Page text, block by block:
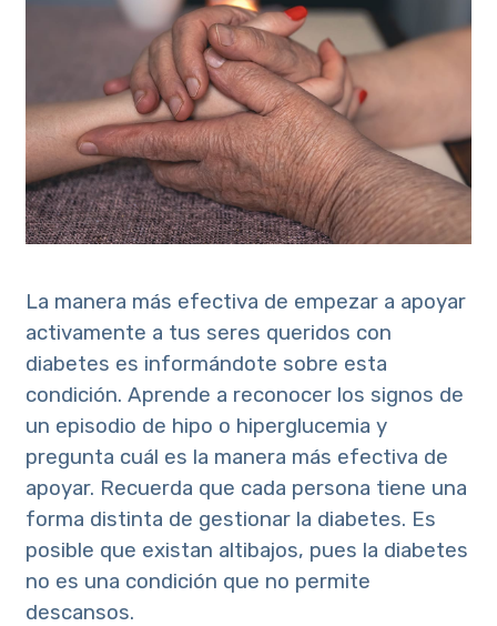
La manera más efectiva de empezar a apoyar
activamente a tus seres queridos con
diabetes es informándote sobre esta
condición. Aprende a reconocer los signos de
un episodio de hipo o hiperglucemia y
pregunta cuál es la manera más efectiva de
apoyar. Recuerda que cada persona tiene una
forma distinta de gestionar la diabetes. Es
posible que existan altibajos, pues la diabetes
no es una condición que no permite
descansos.